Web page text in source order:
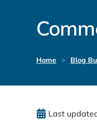
Home Blog
Last